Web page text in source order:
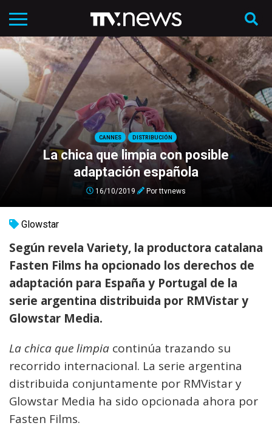
CANNES DISTRIBUCIÓN
La chica que limpia con posible
adaptación española
16/10/2019 Porttvnews
Glowstar
Según revela Variety, la productora catalana
Fasten Films ha opcionado los derechos de
adaptación para España y Portugal de la
serie argentina distribuida por RMVistar y
Glowstar Media.
La chica que limpia continúa trazando su
recorrido internacional. La serie argentina
distribuida conjuntamente por RMVistar y
Glowstar Media ha sido opcionada ahora por
Fasten Films.